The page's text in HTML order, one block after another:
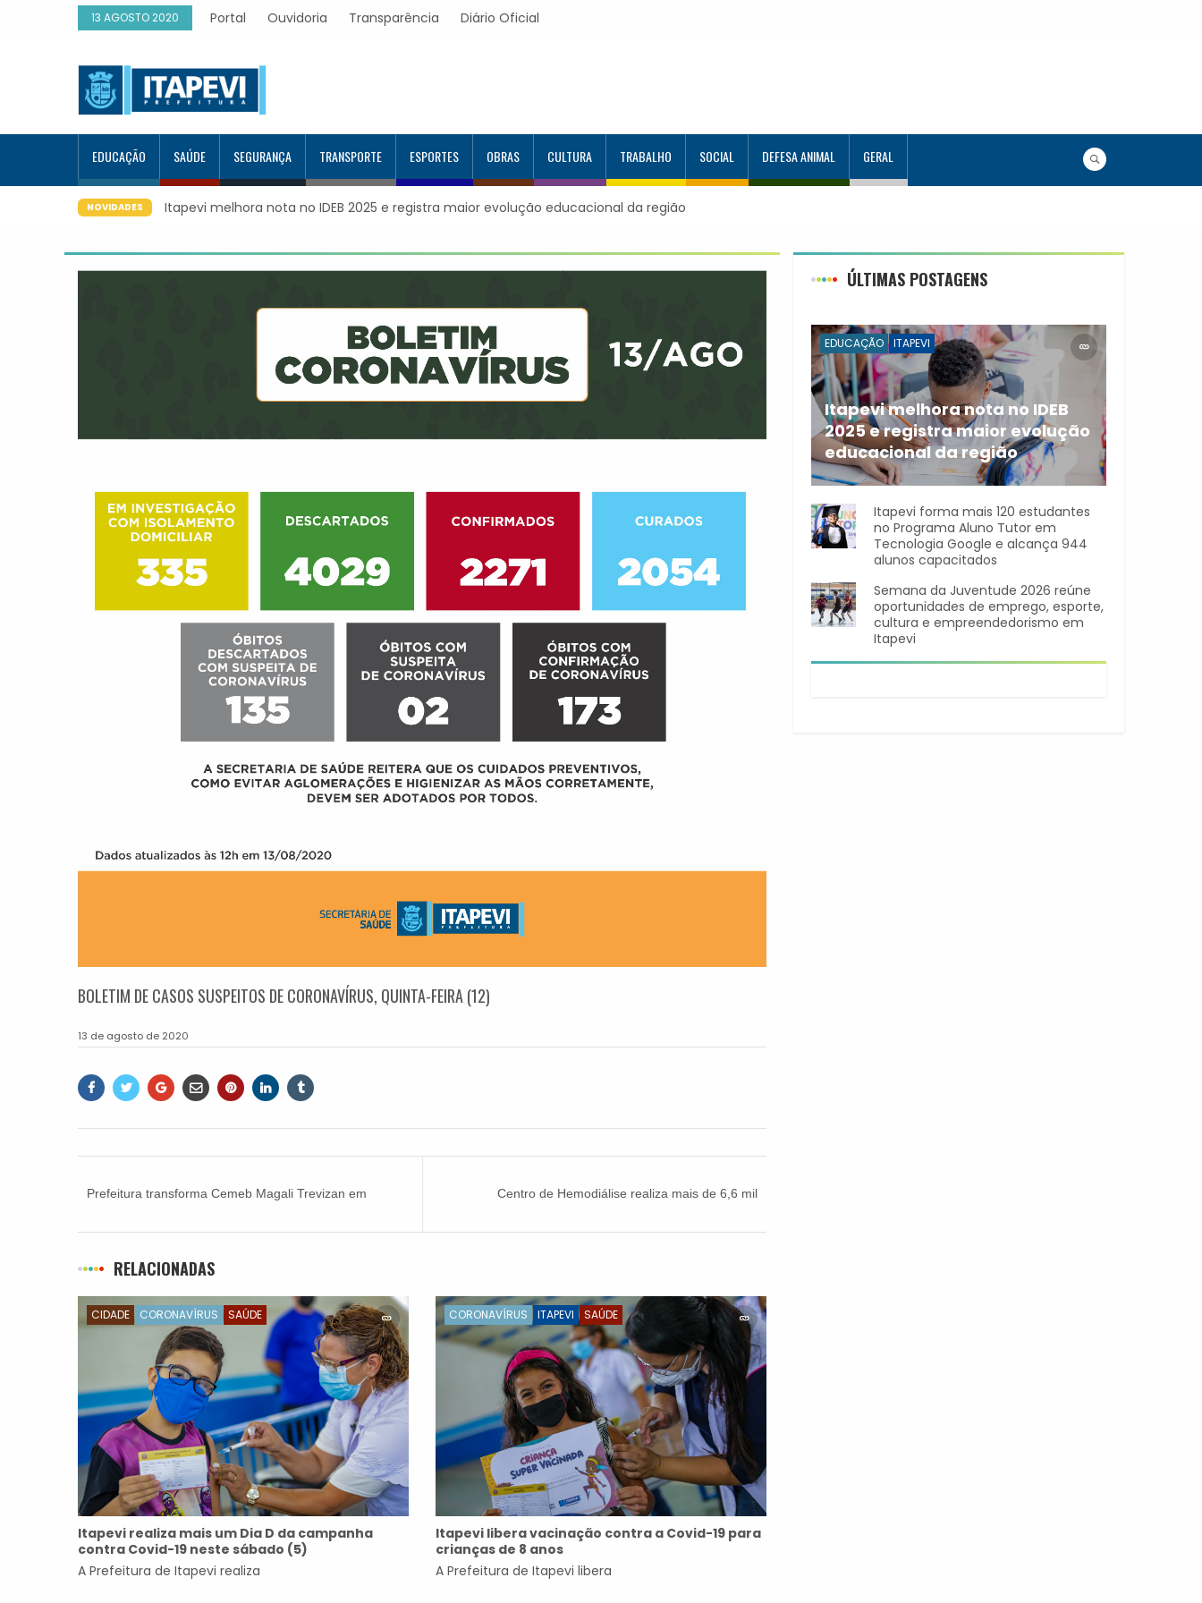
13 AGOSTO 2020 Portal Ouvidoria Transparência Diário Oficial
EDUCAÇÃO SAÚDE SEGURANÇA TRANSPORTE ESPORTES OBRAS CULTURA TRABALHO SOCIAL DEFESA ANIMAL GERAL
NOVIDADES Itapevi melhora nota no IDEB 2025 e registra maior evolução educacional da região
BOLETIM DE CASOS SUSPEITOS DE CORONAVÍRUS, QUINTA-FEIRA (12)
13 de agosto de 2020
Prefeitura transforma Cemeb Magali Trevizan em
Centro de Hemodiálise realiza mais de 6,6 mil
RELACIONADAS
CIDADE CORONAVÍRUS SAÚDE
Itapevi realiza mais um Dia D da campanha
contra Covid-19 neste sábado (5)
A Prefeitura de Itapevi realiza
CORONAVÍRUS ITAPEVI SAÚDE
Itapevi libera vacinação contra a Covid-19 para
crianças de 8 anos
A Prefeitura de Itapevi libera
ÚLTIMAS POSTAGENS
EDUCAÇÃO ITAPEVI
Itapevi melhora nota no IDEB
2025 e registra maior evolução
educacional da região
A rede municipal de ensino
Itapevi forma mais 120 estudantes
no Programa Aluno Tutor em
Tecnologia Google e alcança 944
alunos capacitados
Semana da Juventude 2026 reúne
oportunidades de emprego, esporte,
cultura e empreendedorismo em
Itapevi